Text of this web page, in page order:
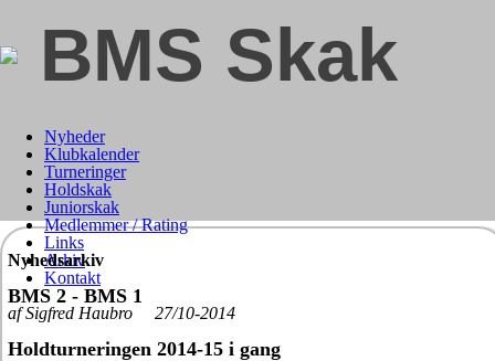
BMS Skak
Nyheder
Klubkalender
Turneringer
Holdskak
Juniorskak
Medlemmer / Rating
Links
Arkiv
Kontakt
Nyhedsarkiv
BMS 2 - BMS 1
af Sigfred Haubro 27/10-2014
Holdturneringen 2014-15 i gang